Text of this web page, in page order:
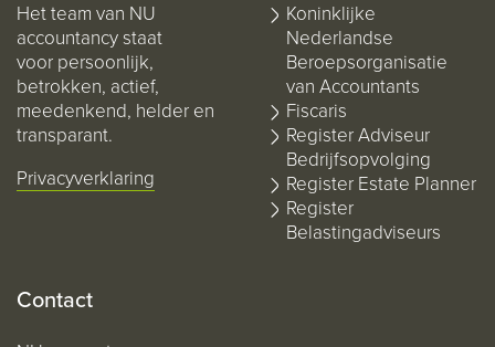
Het team van NU
accountancy staat
voor persoonlijk,
betrokken, actief,
meedenkend, helder en
transparant.
Privacyverklaring
Koninklijke
Nederlandse
Beroepsorganisatie
van Accountants
Fiscaris
Register Adviseur
Bedrijfsopvolging
Register Estate Planner
Register
Belastingadviseurs
Contact